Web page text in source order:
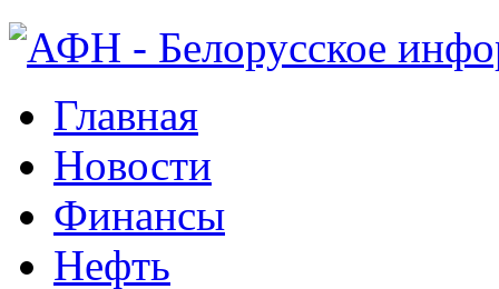
Главная
Новости
Финансы
Нефть